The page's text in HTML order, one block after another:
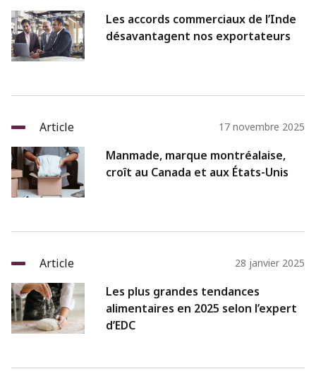
Les accords commerciaux de l’Inde
désavantagent nos exportateurs
Article 17 novembre 2025
Manmade, marque montréalaise,
croît au Canada et aux États-Unis
Article 28 janvier 2025
Les plus grandes tendances
alimentaires en 2025 selon l’expert
d’EDC